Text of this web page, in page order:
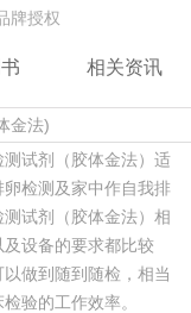
牌授权
相关资讯
金法)
试剂（胶体金法）适
检测及家中作自我排
试剂（胶体金法）相
设备的要求都比较
做到随到随检，相当
验的工作效率。